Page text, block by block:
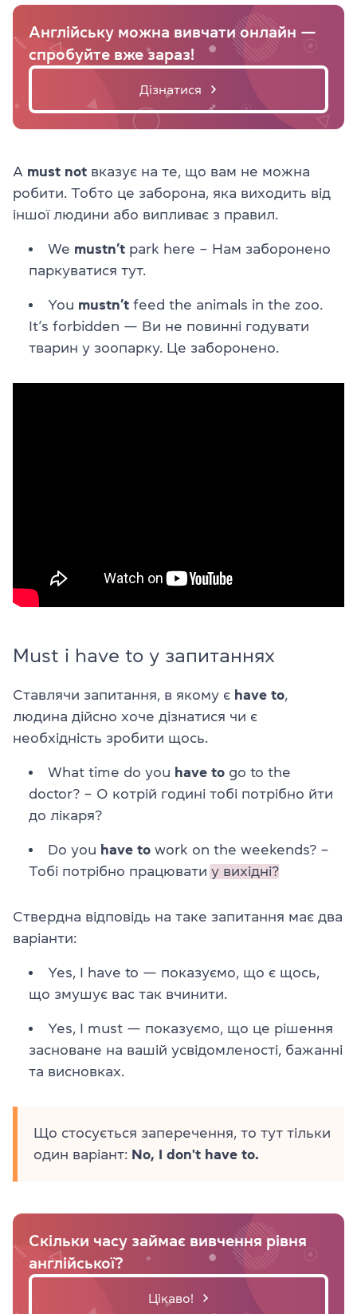
Англійську можна вивчати онлайн —
спробуйте вже зараз!
Дізнатися
А must not вказує на те, що вам не можна
робити. Тобто це заборона, яка виходить від
іншої людини або випливає з правил.
We mustn’t park here – Нам заборонено
паркуватися тут.
You mustn’t feed the animals in the zoo.
It’s forbidden — Ви не повинні годувати
тварин у зоопарку. Це заборонено.
Must і have to у запитаннях
Ставлячи запитання, в якому є have to,
людина дійсно хоче дізнатися чи є
необхідність зробити щось.
What time do you have to go to the
doctor? – О котрій годині тобі потрібно йти
до лікаря?
Do you have to work on the weekends? –
Тобі потрібно працювати у вихідні?
Ствердна відповідь на таке запитання має два
варіанти:
Yes, I have to — показуємо, що є щось,
що змушує вас так вчинити.
Yes, I must — показуємо, що це рішення
засноване на вашій усвідомленості, бажанні
та висновках.
Що стосується заперечення, то тут тільки
один варіант: No, I don't have to.
Скільки часу займає вивчення рівня
англійської?
Цікаво!